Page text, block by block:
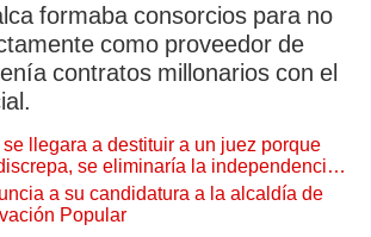
formaba consorcios para no
como proveedor de
contratos millonarios con el
se llegara a destituir a un juez porque
se eliminaría la independencia
a su candidatura a la alcaldía de
Popular